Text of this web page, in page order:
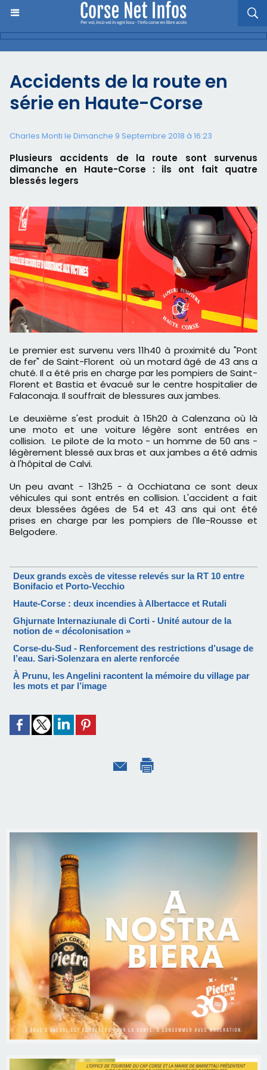
Accidents de la route en
série en Haute-Corse
Charles Monti le Dimanche 9 Septembre 2018 à 16:23
Plusieurs accidents de la route sont survenus
dimanche en Haute-Corse : ils ont fait quatre
blessés legers
Le premier est survenu vers 11h40 à proximité du "Pont
de fer" de Saint-Florent où un motard âgé de 43 ans a
chuté. Il a été pris en charge par les pompiers de Saint-
Florent et Bastia et évacué sur le centre hospitalier de
Falaconaja. Il souffrait de blessures aux jambes.
Le deuxième s'est produit à 15h20 à Calenzana où là
une moto et une voiture légère sont entrées en
collision. Le pilote de la moto - un homme de 50 ans -
légèrement blessé aux bras et aux jambes a été admis
à l'hôpital de Calvi.
Un peu avant - 13h25 - à Occhiatana ce sont deux
véhicules qui sont entrés en collision. L'accident a fait
deux blessées âgées de 54 et 43 ans qui ont été
prises en charge par les pompiers de l'Ile-Rousse et
Belgodere.
Deux grands excès de vitesse relevés sur la RT 10 entre
Bonifacio et Porto-Vecchio
Haute-Corse : deux incendies à Albertacce et Rutali
Ghjurnate Internaziunale di Corti - Unité autour de la
notion de « décolonisation »
Corse-du-Sud - Renforcement des restrictions d’usage de
l’eau. Sari-Solenzara en alerte renforcée
À Prunu, les Angelini racontent la mémoire du village par
les mots et par l’image